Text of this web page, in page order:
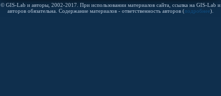
© GIS-Lab и авторы, 2002-2017. При использовании материалов сайта, ссылка на GIS-Lab и
авторов обязательна. Содержание материалов - ответственность авторов (подробнее).